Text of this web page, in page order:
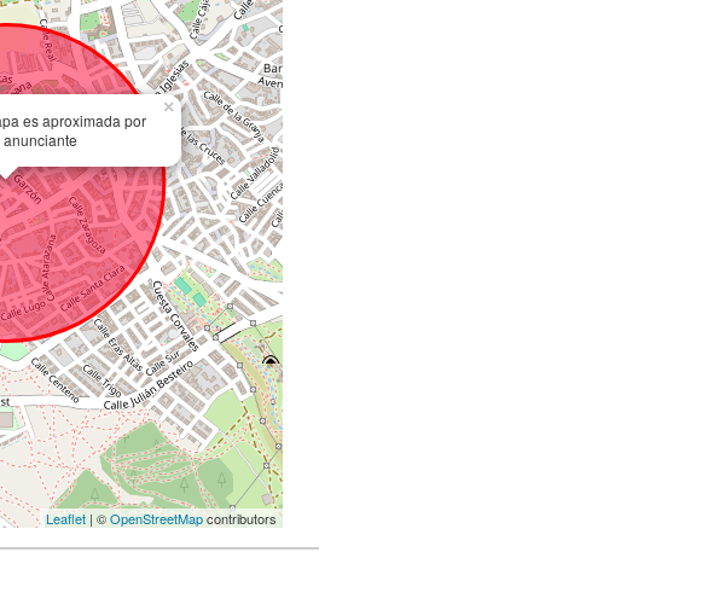
es aproximada por
×
Leaflet | ©OpenStreetMapcontributors